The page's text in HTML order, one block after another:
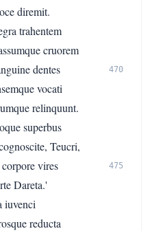
diremit.
trahentem
cruorem
dentes
470
vocati
relinquunt.
superbus
Teucri,
vires
475
Dareta.'
iuvenci
reducta